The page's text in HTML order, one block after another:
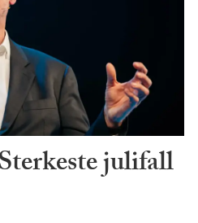
julifall